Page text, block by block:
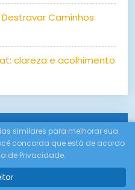
Caminhos
clareza e acolhimento
similares para melhorar sua
concorda que está de acordo
de Privacidade.